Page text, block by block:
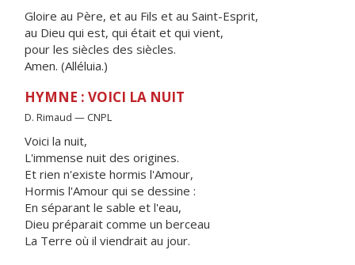
Gloire au Père, et au Fils et au Saint-Esprit,
au Dieu qui est, qui était et qui vient,
pour les siècles des siècles.
Amen. (Alléluia.)
HYMNE : VOICI LA NUIT
D. Rimaud — CNPL
Voici la nuit,
L'immense nuit des origines.
Et rien n'existe hormis l'Amour,
Hormis l'Amour qui se dessine :
En séparant le sable et l'eau,
Dieu préparait comme un berceau
La Terre où il viendrait au jour.